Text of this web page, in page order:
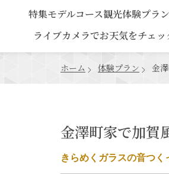
特集モデルコース観光体験プラン
ライブカメラでお天気をチェッ
ホーム 体験プラン 金
金澤町家で加
きらめくガラスの音つく